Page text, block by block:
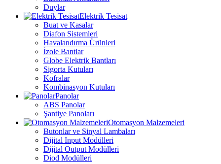
Duylar
Elektrik Tesisat
Buat ve Kasalar
Diafon Sistemleri
Havalandırma Ürünleri
İzole Bantlar
Globe Elektrik Bantları
Sigorta Kutuları
Kofralar
Kombinasyon Kutuları
Panolar
ABS Panolar
Şantiye Panoları
Otomasyon Malzemeleri
Butonlar ve Sinyal Lambaları
Dijital Input Modülleri
Dijital Output Modülleri
Diod Modülleri